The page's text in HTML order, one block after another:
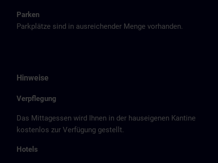
Parken
Parkplätze sind in ausreichender Menge vorhanden.
Hinweise
Verpflegung
Das Mittagessen wird Ihnen in der hauseigenen Kantine
kostenlos zur Verfügung gestellt.
Hotels